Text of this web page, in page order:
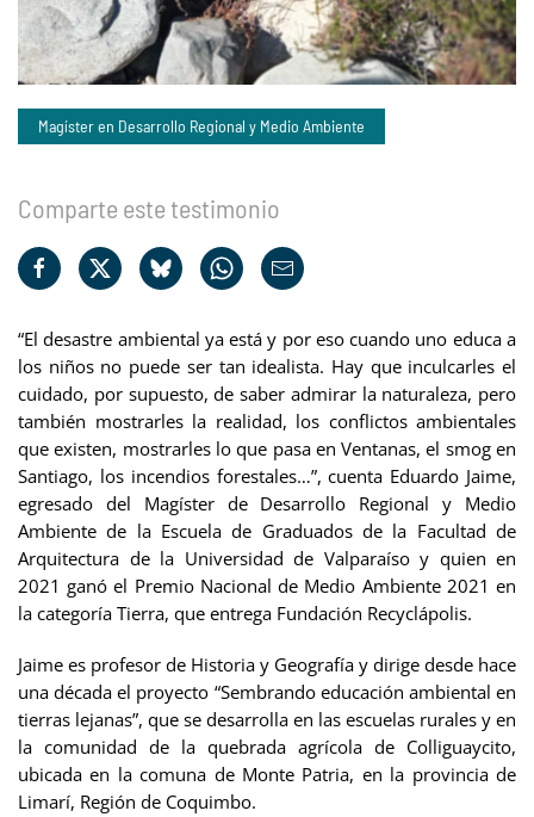
Magíster en Desarrollo Regional y Medio Ambiente
Comparte este testimonio
“El desastre ambiental ya está y por eso cuando uno educa a
los niños no puede ser tan idealista. Hay que inculcarles el
cuidado, por supuesto, de saber admirar la naturaleza, pero
también mostrarles la realidad, los conflictos ambientales
que existen, mostrarles lo que pasa en Ventanas, el smog en
Santiago, los incendios forestales…”, cuenta Eduardo Jaime,
egresado del Magíster de Desarrollo Regional y Medio
Ambiente de la Escuela de Graduados de la Facultad de
Arquitectura de la Universidad de Valparaíso y quien en
2021 ganó el Premio Nacional de Medio Ambiente 2021 en
la categoría Tierra, que entrega Fundación Recyclápolis.
Jaime es profesor de Historia y Geografía y dirige desde hace
una década el proyecto “Sembrando educación ambiental en
tierras lejanas”, que se desarrolla en las escuelas rurales y en
la comunidad de la quebrada agrícola de Colliguaycito,
ubicada en la comuna de Monte Patria, en la provincia de
Limarí, Región de Coquimbo.